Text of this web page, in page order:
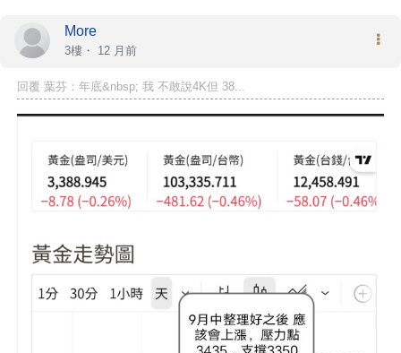
More
3樓・ 12 月前
回覆 葉芬：年底&nbsp; 我 不敢說4K但 38...